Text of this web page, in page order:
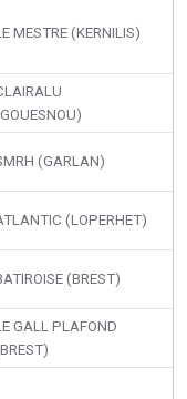
MESTRE (KERNILIS)
(GARLAN)
(LOPERHET)
(BREST)
GALL PLAFOND